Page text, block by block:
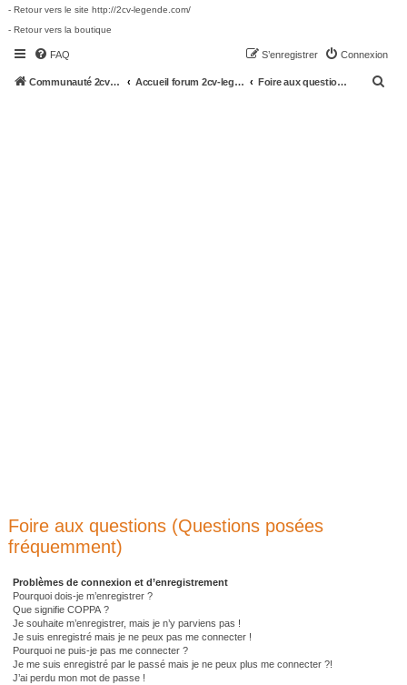
- Retour vers le site http://2cv-legende.com/
- Retour vers la boutique
FAQ Connexion
S’enregistrer
Communauté 2cv-legende.com Accueil forum 2cv-legende.com Foire aux questions (Questions posées fréquemment)
Foire aux questions (Questions posées
fréquemment)
Problèmes de connexion et d’enregistrement
Pourquoi dois-je m’enregistrer ?
Que signifie COPPA ?
Je souhaite m’enregistrer, mais je n’y parviens pas !
Je suis enregistré mais je ne peux pas me connecter !
Pourquoi ne puis-je pas me connecter ?
Je me suis enregistré par le passé mais je ne peux plus me connecter ?!
J’ai perdu mon mot de passe !